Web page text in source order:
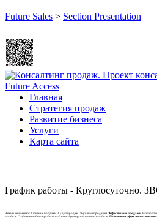
Future Sales > Section Presentation
Главная
Стратегия продаж
Развитие бизнеса
Услуги
Карта сайта
График работы - Круглосуточно.
Чем мы занимаемся: Активные продажи. Аудит продаж. Обучение продажам. Эффективные продажи.
продаж.Создание отдела продаж под ключ. Аутсорсинг отдела продаж.
Повышение эффективности